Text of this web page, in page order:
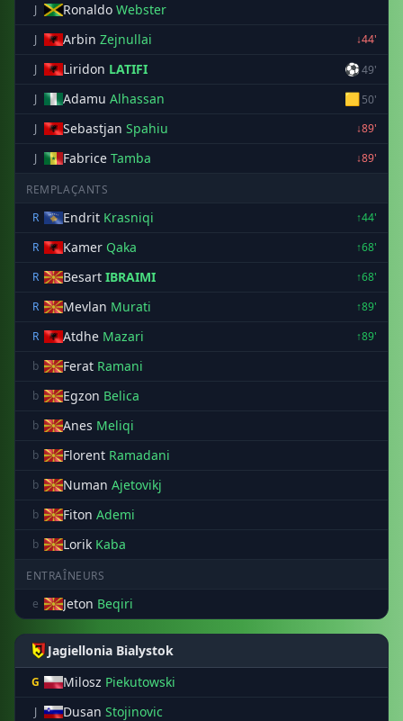
J Ronaldo Webster
J Arbin Zejnullai
↓44'
J
Liridon LATIFI ⚽49'
J
Adamu Alhassan 🟨50'
J
Sebastjan Spahiu
↓89'
J
Fabrice Tamba ↓89'
REMPLAÇANTS
R
Endrit Krasniqi
↑44'
R
Kamer Qaka
↑68'
R
Besart IBRAIMI
↑68'
R
Mevlan Murati
↑89'
R
Atdhe Mazari
↑89'
b
Ferat Ramani
b Egzon Belica
b Anes Meliqi
b Florent Ramadani
b Numan Ajetovikj
b Fiton Ademi
b Lorik Kaba
ENTRAÎNEURS
e
Jeton Beqiri
Jagiellonia Bialystok
G Milosz Piekutowski
J Dusan Stojinovic